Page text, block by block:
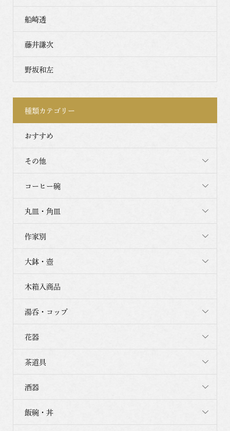
船崎透
藤井謙次
野坂和左
種類カテゴリー
おすすめ
その他
コーヒー碗
丸皿・角皿
作家別
大鉢・壺
木箱入商品
湯呑・コップ
花器
茶道具
酒器
飯碗・丼